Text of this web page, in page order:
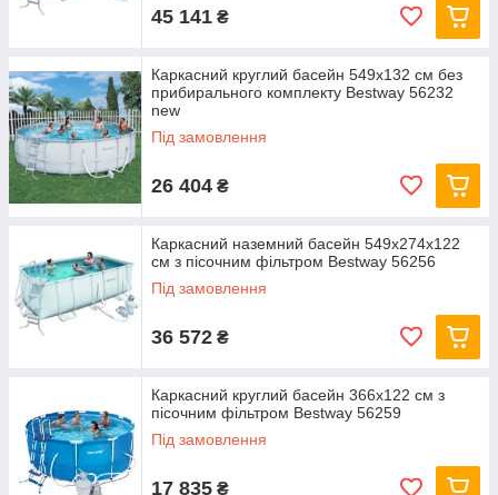
45 141 ₴
Каркасний круглий басейн 549x132 см без
прибирального комплекту Bestway 56232
new
Під замовлення
26 404 ₴
Каркасний наземний басейн 549x274x122
см з пісочним фільтром Bestway 56256
Під замовлення
36 572 ₴
Каркасний круглий басейн 366x122 см з
пісочним фільтром Bestway 56259
Під замовлення
17 835 ₴